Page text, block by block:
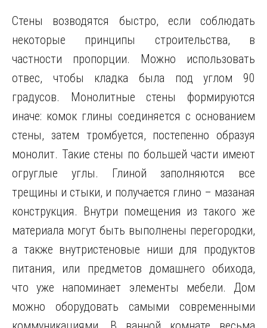
Стены возводятся быстро, если соблюдать
некоторые принципы строительства, в
частности пропорции. Можно использовать
отвес, чтобы кладка была под углом 90
градусов. Монолитные стены формируются
иначе: комок глины соединяется с основанием
стены, затем тромбуется, постепенно образуя
монолит. Такие стены по большей части имеют
огруглые углы. Глиной заполняются все
трещины и стыки, и получается глино – мазаная
конструкция. Внутри помещения из такого же
материала могут быть выполнены перегородки,
а также внутристеновые ниши для продуктов
питания, или предметов домашнего обихода,
что уже напоминает элементы мебели. Дом
можно оборудовать самыми современными